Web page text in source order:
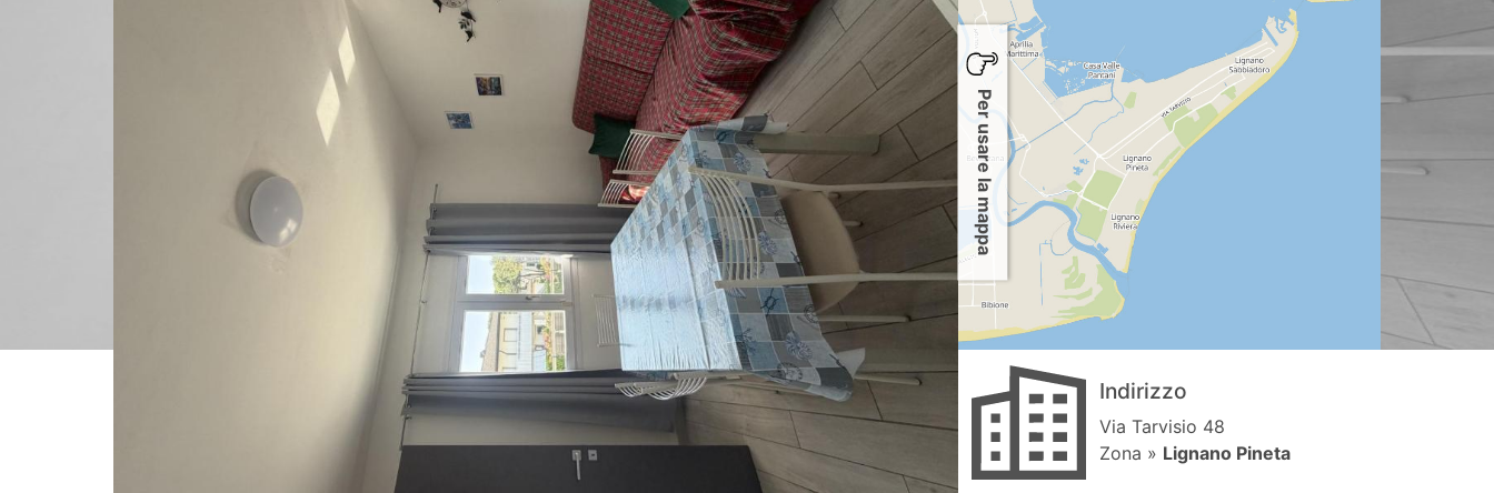
Per usare la mappa
Indirizzo
Via Tarvisio 48
Zona » Lignano Pineta